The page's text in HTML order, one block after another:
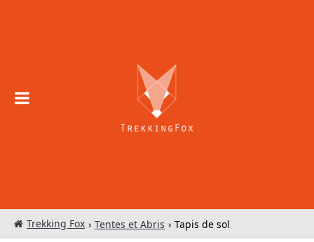
Trekking Fox › Tentes et Abris › Tapis de sol